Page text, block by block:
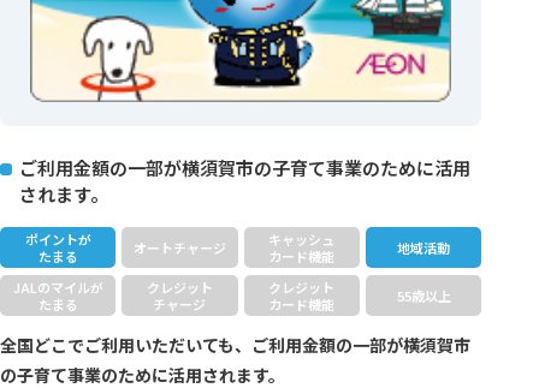
ご利用金額の一部が横須賀市の子育て事業のために活用
されます。
ポイントが
たまる
オートチャージ
キャッシュ
カード機能
地域活動
JALのマイルが
たまる
クレジット
チャージ
クレジット
カード機能
55歳以上
全国どこでご利用いただいても、ご利用金額の一部が横須賀市
の子育て事業のために活用されます。